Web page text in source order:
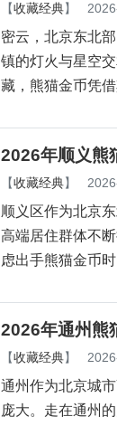
【收藏经典】
密云，北京东北
镇的灯火与星空
藏，熊猫金币凭
2026年顺义熊
【收藏经典】
顺义区作为北京
高端居住群体不
虑出手熊猫金币
2026年通州熊
【收藏经典】
通州作为北京城
庞大。走在通州